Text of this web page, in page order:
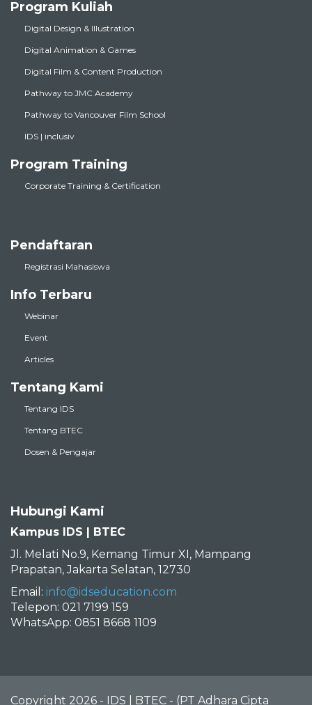
Program Kuliah
Digital Design & Illustration
Digital Animation & Games
Digital Film & Content Production
Pathway to JMC Academy
Pathway to Vancouver Film School
IDS | inclusiv
Program Training
Corporate Training & Certification
Pendaftaran
Registrasi Mahasiswa
Info Terbaru
Webinar
Event
Articles
Tentang Kami
Tentang IDS
Tentang BTEC
Dosen & Pengajar
Hubungi Kami
Kampus IDS | BTEC
Jl. Melati No.9, Kemang Timur XI, Mampang
Prapatan, Jakarta Selatan, 12730
Email: info@idseducation.com
Telepon: 021 7199 159
WhatsApp: 0851 8668 1109
Copyright 2026 - IDS | BTEC - (PT Adhara Cipta